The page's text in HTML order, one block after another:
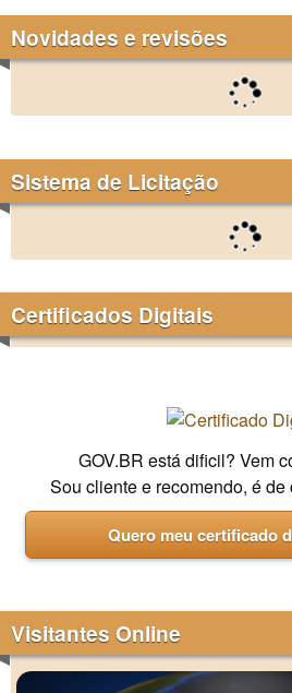
Novidades e revisões
Sistema de Licitação
Certificados Digitais
GOV.BR está dificil? Vem
Sou cliente e recomendo, é de
Quero meu certificado
Visitantes Online